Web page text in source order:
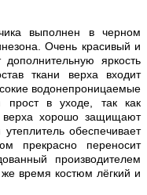
выполнен в черном
Очень красивый и
яркость
ткани верха входит
водонепроницаемые
прост в уходе, так как
верха хорошо защищают
обеспечивает
прекрасно переносит
производителем
время костюм лёгкий и